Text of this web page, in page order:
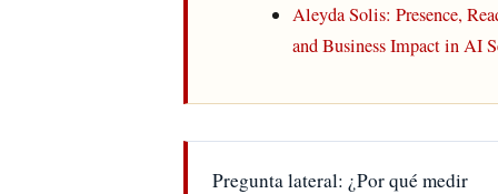
Aleyda Solis: Presence,
and Business Impact in AI
Pregunta lateral: ¿Por qué medir